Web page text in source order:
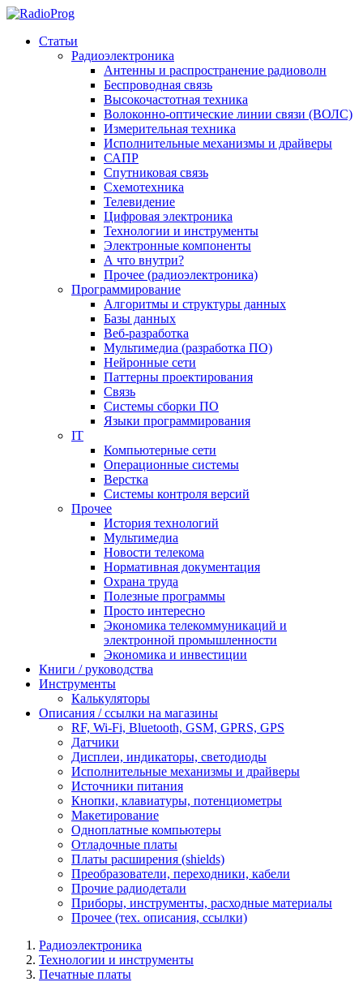
Статьи
Радиоэлектроника
Антенны и распространение радиоволн
Беспроводная связь
Высокочастотная техника
Волоконно-оптические линии связи (ВОЛС)
Измерительная техника
Исполнительные механизмы и драйверы
САПР
Спутниковая связь
Схемотехника
Телевидение
Цифровая электроника
Технологии и инструменты
Электронные компоненты
А что внутри?
Прочее (радиоэлектроника)
Программирование
Алгоритмы и структуры данных
Базы данных
Веб-разработка
Мультимедиа (разработка ПО)
Нейронные сети
Паттерны проектирования
Связь
Системы сборки ПО
Языки программирования
IT
Компьютерные сети
Операционные системы
Верстка
Системы контроля версий
Прочее
История технологий
Мультимедиа
Новости телекома
Нормативная документация
Охрана труда
Полезные программы
Просто интересно
Экономика телекоммуникаций и
электронной промышленности
Экономика и инвестиции
Книги / руководства
Инструменты
Калькуляторы
Описания / ссылки на магазины
RF, Wi-Fi, Bluetooth, GSM, GPRS, GPS
Датчики
Дисплеи, индикаторы, светодиоды
Исполнительные механизмы и драйверы
Источники питания
Кнопки, клавиатуры, потенциометры
Макетирование
Одноплатные компьютеры
Отладочные платы
Платы расширения (shields)
Преобразователи, переходники, кабели
Прочие радиодетали
Приборы, инструменты, расходные материалы
Прочее (тех. описания, ссылки)
Радиоэлектроника
Технологии и инструменты
Печатные платы